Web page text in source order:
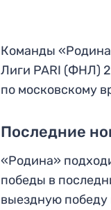
Команды
Лиги PARI (ФНЛ)
по московскому
Последние
«Родина»
победы в
выездную